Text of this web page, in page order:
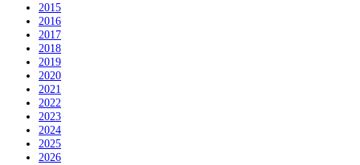
2015
2016
2017
2018
2019
2020
2021
2022
2023
2024
2025
2026